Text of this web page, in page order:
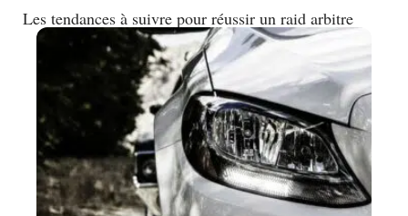
Les tendances à suivre pour réussir un raid arbitre